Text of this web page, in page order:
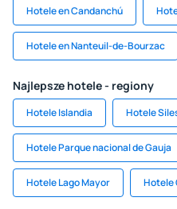
Hotele en Candanchú
Hotele en Nanteuil-de-Bourzac
Najlepsze hotele - regiony
Hotele Islandia Hotele
Hotele Parque nacional de Gauja
Hotele Lago Mayor Hotele